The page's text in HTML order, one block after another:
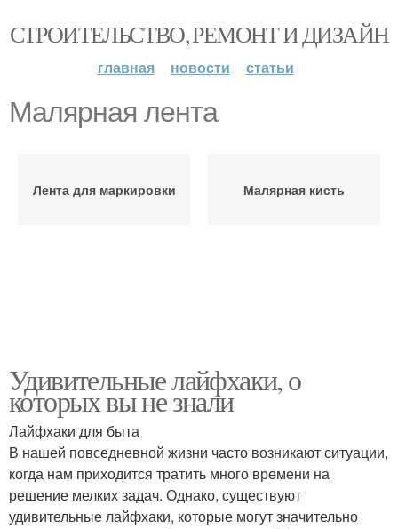
СТРОИТЕЛЬСТВО, РЕМОНТ И ДИЗАЙН
главная новости статьи
Малярная лента
Лента для маркировки Малярная кисть
Удивительные лайфхаки, о
которых вы не знали
Лайфхаки для быта
В нашей повседневной жизни часто возникают ситуации,
когда нам приходится тратить много времени на
решение мелких задач. Однако, существуют
удивительные лайфхаки, которые могут значительно